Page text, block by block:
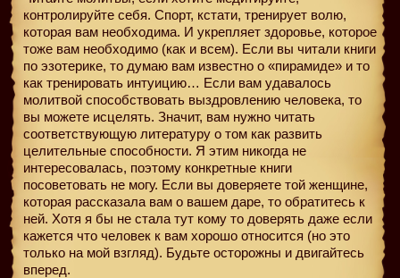
контролируйте себя. Спорт, кстати, тренирует волю,
которая вам необходима. И укрепляет здоровье, которое
тоже вам необходимо (как и всем). Если вы читали книги
по эзотерике, то думаю вам известно о «пирамиде» и то
как тренировать интуицию… Если вам удавалось
молитвой способствовать выздровлению человека, то
вы можете исцелять. Значит, вам нужно читать
соответствующую литературу о том как развить
целительные способности. Я этим никогда не
интересовалась, поэтому конкретные книги
посоветовать не могу. Если вы доверяете той женщине,
которая рассказала вам о вашем даре, то обратитесь к
ней. Хотя я бы не стала тут кому то доверять даже если
кажется что человек к вам хорошо относится (но это
только на мой взгляд). Будьте осторожны и двигайтесь
вперед.